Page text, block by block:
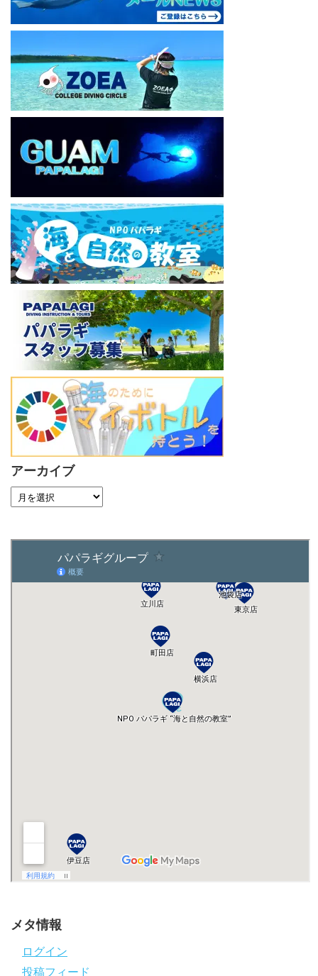
アーカイブ
メタ情報
ログイン
投稿フィード